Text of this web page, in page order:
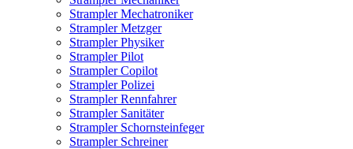
Strampler Mechatroniker
Strampler Metzger
Strampler Physiker
Strampler Pilot
Strampler Copilot
Strampler Polizei
Strampler Rennfahrer
Strampler Sanitäter
Strampler Schornsteinfeger
Strampler Schreiner